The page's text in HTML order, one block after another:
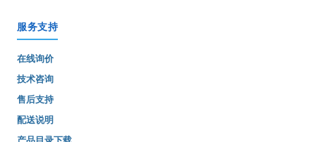
服务支持
在线询价
技术咨询
售后支持
配送说明